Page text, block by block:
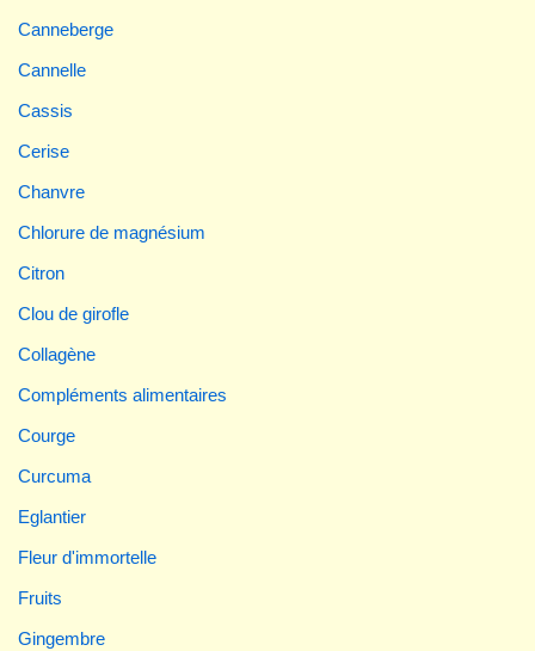
Canneberge
Cannelle
Cassis
Cerise
Chanvre
Chlorure de magnésium
Citron
Clou de girofle
Collagène
Compléments alimentaires
Courge
Curcuma
Eglantier
Fleur d'immortelle
Fruits
Gingembre